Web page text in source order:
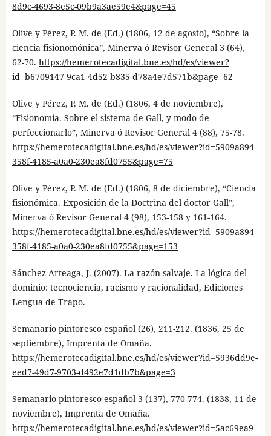
8d9c-4693-8e5c-09b9a3ae59e4&page=45
Olive y Pérez, P. M. de (Ed.) (1806, 12 de agosto), “Sobre la
ciencia fisionomónica”, Minerva ó Revisor General 3 (64),
62-70. https://hemerotecadigital.bne.es/hd/es/viewer?
id=b6709147-9ca1-4d52-b835-d78a4e7d571b&page=62
Olive y Pérez, P. M. de (Ed.) (1806, 4 de noviembre),
“Fisionomía. Sobre el sistema de Gall, y modo de
perfeccionarlo”, Minerva ó Revisor General 4 (88), 75-78.
https://hemerotecadigital.bne.es/hd/es/viewer?id=5909a894-
358f-4185-a0a0-230ea8fd0755&page=75
Olive y Pérez, P. M. de (Ed.) (1806, 8 de diciembre), “Ciencia
fisionómica. Exposición de la Doctrina del doctor Gall”,
Minerva ó Revisor General 4 (98), 153-158 y 161-164.
https://hemerotecadigital.bne.es/hd/es/viewer?id=5909a894-
358f-4185-a0a0-230ea8fd0755&page=153
Sánchez Arteaga, J. (2007). La razón salvaje. La lógica del
dominio: tecnociencia, racismo y racionalidad, Ediciones
Lengua de Trapo.
Semanario pintoresco español (26), 211-212. (1836, 25 de
septiembre), Imprenta de Omaña.
https://hemerotecadigital.bne.es/hd/es/viewer?id=5936dd9e-
eed7-49d7-9703-d492e7d1db7b&page=3
Semanario pintoresco español 3 (137), 770-774. (1838, 11 de
noviembre), Imprenta de Omaña.
https://hemerotecadigital.bne.es/hd/es/viewer?id=5ac69ea9-